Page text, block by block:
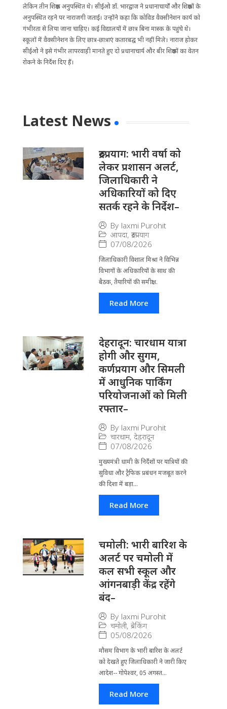
लेकिन तीन शिक्षक अनुपस्थित थे। सीईओ डॉ. भारद्वाज ने प्रधानाचार्यों और शिक्षकों के
अनुपस्थित रहने पर नाराजगी जताई। उन्होंने कहा कि कोविड वैक्सीनेशन कार्य को
गंभीरता से लिया जाना चाहिए। कई विद्यालयों में छात्र बिना मास्क के पहुंचे थे।
स्कूलों में वैक्सीनेशन के लिए छात्र-छात्राएं कतारबद्घ भी नहीं मिले। नाराज होकर
सीईओ ने इसे गंभीर लापरवाही मानते हुए दो प्रधानाचार्य और बीर शिक्षकों का वेतन
रोकने के निर्देश दिए हैं।
Latest News
रुद्रप्रयाग: भारी वर्षा को
लेकर प्रशासन अलर्ट,
जिलाधिकारी ने
अधिकारियों को दिए
सतर्क रहने के निर्देश–
By laxmi Purohit
आपदा, रूद्रप्रयाग
07/08/2026
जिला​धिकारी विशाल मिश्रा ने वि​भिन्न
विभागों के अ​धिकारियों के साथ की
बैठक, तैयारियों की समीक्षा...
Read More
देहरादून: चारधाम यात्रा
होगी और सुगम,
कर्णप्रयाग और सिमली
में आधुनिक पार्किंग
परियोजनाओं को मिली
रफ्तार–
By laxmi Purohit
चारधाम, देहरादून
07/08/2026
मुख्यमंत्री धामी के निर्देशों पर यात्रियों की
सुविधा और ट्रैफिक प्रबंधन मजबूत करने
की दिशा में बड़ा...
Read More
चमोली: भारी बारिश के
अलर्ट पर चमोली में
कल सभी स्कूल और
आंगनबाड़ी केंद्र रहेंगे
बंद–
By laxmi Purohit
चमोली, ब्रेकिंग
05/08/2026
मौसम विभाग के भारी बारिश के अलर्ट
को देखते हुए जिला​धिकारी ने जारी किए
आदेश-- गोपेश्वर, 05 अगस्त...
Read More